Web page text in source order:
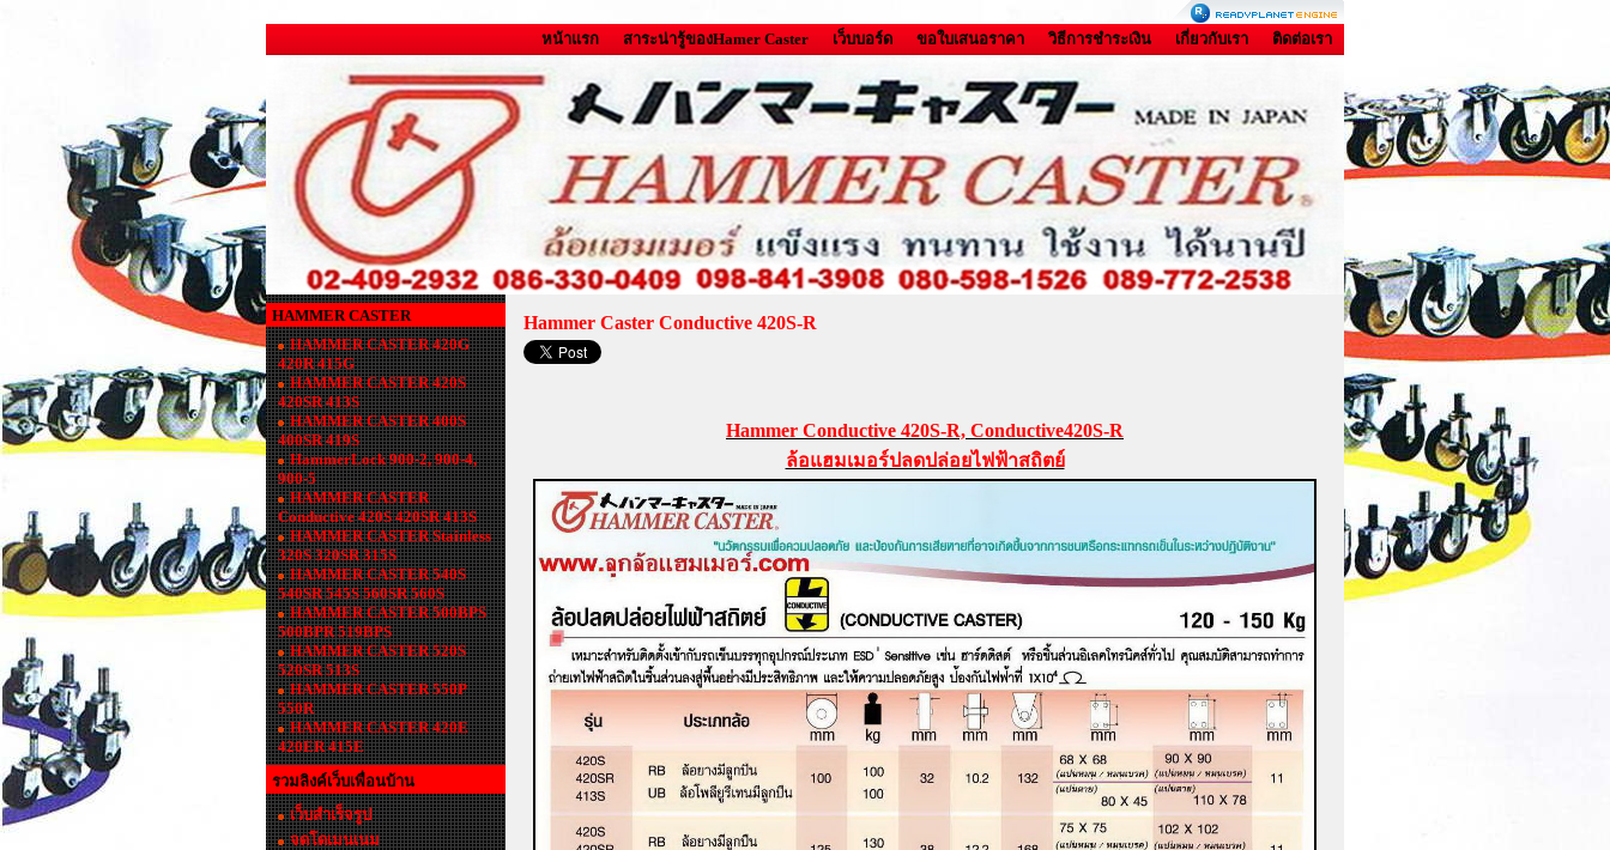
หน้าแรก สาระน่ารู้ของHamer Caster เว็บบอร์ด ขอใบเสนอราคา วิธีการชำระเงิน เกี่ยวกับเรา ติดต่อเรา
HAMMER CASTER
HAMMER CASTER 420G
420R 415G
HAMMER CASTER 420S
420SR 413S
HAMMER CASTER 400S
400SR 419S
HammerLock 900-2, 900-4,
900-5
HAMMER CASTER
Conductive 420S 420SR 413S
HAMMER CASTER Stainless
320S 320SR 315S
HAMMER CASTER 540S
540SR 545S 560SR 560S
HAMMER CASTER 500BPS
500BPR 519BPS
HAMMER CASTER 520S
520SR 513S
HAMMER CASTER 550P
550R
HAMMER CASTER 420E
420ER 415E
รวมลิงค์เว็บเพื่อนบ้าน
เว็บสำเร็จรูป
จดโดเมนเนม
Hammer Caster Conductive 420S-R
Hammer Conductive 420S-R, Conductive420S-R
ล้อแฮมเมอร์ปลดปล่อยไฟฟ้าสถิตย์